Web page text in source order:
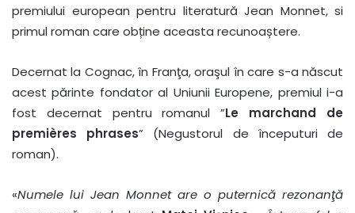
premiului european pentru literatură Jean Monnet, si
primul roman care obține aceasta recunoaștere.
Decernat la Cognac, în Franţa, oraşul în care s-a născut
acest părinte fondator al Uniunii Europene, premiul i-a
fost decernat pentru romanul ”Le marchand de
premières phrases” (Negustorul de începuturi de
roman).
«Numele lui Jean Monnet are o puternică rezonanţă